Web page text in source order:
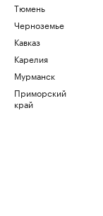
Тюмень
Черноземье
Кавказ
Карелия
Мурманск
Приморский
край